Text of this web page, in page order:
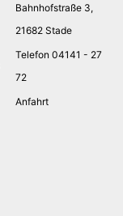
Bahnhofstraße 3,
21682 Stade
Telefon 04141 - 27
72
Anfahrt